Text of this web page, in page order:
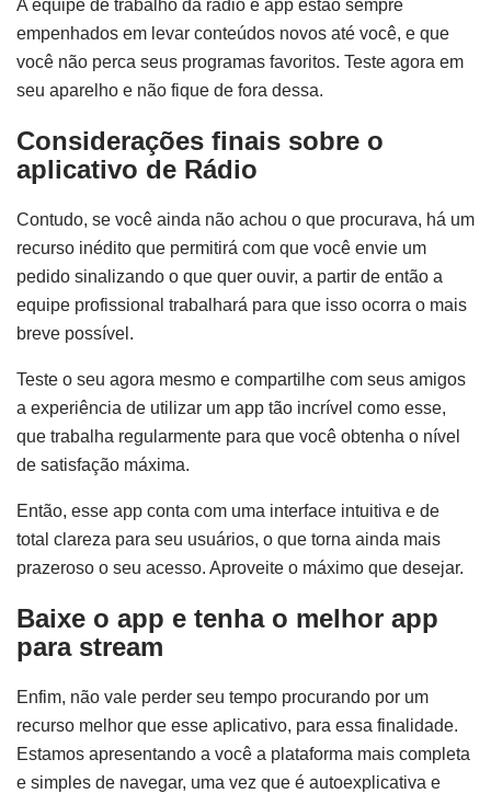
A equipe de trabalho da rádio e app estão sempre
empenhados em levar conteúdos novos até você, e que
você não perca seus programas favoritos. Teste agora em
seu aparelho e não fique de fora dessa.
Considerações finais sobre o
aplicativo de Rádio
Contudo, se você ainda não achou o que procurava, há um
recurso inédito que permitirá com que você envie um
pedido sinalizando o que quer ouvir, a partir de então a
equipe profissional trabalhará para que isso ocorra o mais
breve possível.
Teste o seu agora mesmo e compartilhe com seus amigos
a experiência de utilizar um app tão incrível como esse,
que trabalha regularmente para que você obtenha o nível
de satisfação máxima.
Então, esse app conta com uma interface intuitiva e de
total clareza para seu usuários, o que torna ainda mais
prazeroso o seu acesso. Aproveite o máximo que desejar.
Baixe o app e tenha o melhor app
para stream
Enfim, não vale perder seu tempo procurando por um
recurso melhor que esse aplicativo, para essa finalidade.
Estamos apresentando a você a plataforma mais completa
e simples de navegar, uma vez que é autoexplicativa e